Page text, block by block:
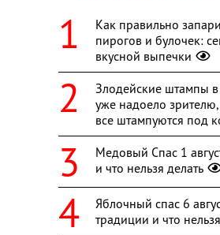
Как правильно
пирогов и булочек:
вкусной выпечки
Злодейские штампы в
уже надоело
все штампуются под
Медовый Спас 1
и что нельзя делать
Яблочный спас 6
традиции и что